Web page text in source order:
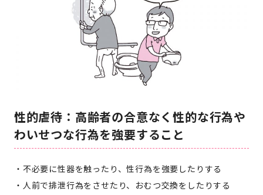
性的虐待：高齢者の合意なく性的な行為や
わいせつな行為を強要すること
不必要に性器を触ったり、性行為を強要したりする
人前で排泄行為をさせたり、おむつ交換をしたりする